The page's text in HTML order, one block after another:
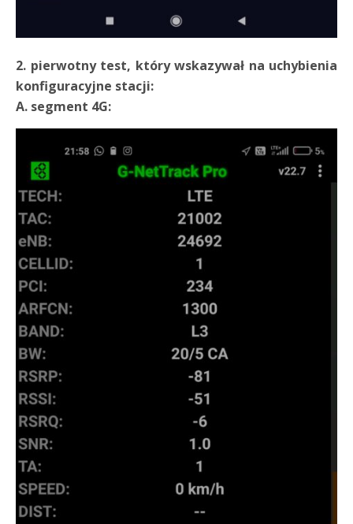
2. pierwotny test, który wskazywał na uchybienia
konfiguracyjne stacji:
A. segment 4G: